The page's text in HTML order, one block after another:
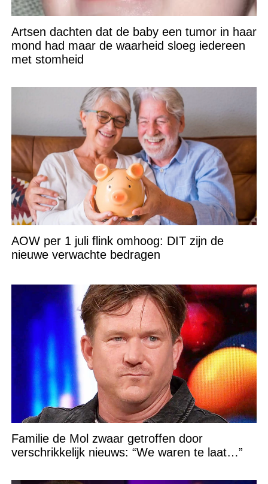
Artsen dachten dat de baby een tumor in haar
mond had maar de waarheid sloeg iedereen
met stomheid
AOW per 1 juli flink omhoog: DIT zijn de
nieuwe verwachte bedragen
Familie de Mol zwaar getroffen door
verschrikkelijk nieuws: “We waren te laat…”